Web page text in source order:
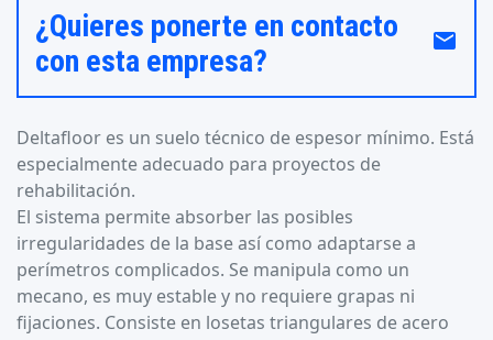
¿Quieres ponerte en contacto
con esta empresa?
email
Deltafloor es un suelo técnico de espesor mínimo. Está
especialmente adecuado para proyectos de
rehabilitación.
El sistema permite absorber las posibles
irregularidades de la base así como adaptarse a
perímetros complicados. Se manipula como un
mecano, es muy estable y no requiere grapas ni
fijaciones. Consiste en losetas triangulares de acero